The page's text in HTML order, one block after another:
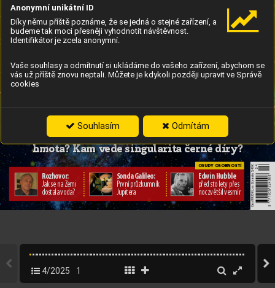
Anonymní unikátní ID
Díky němu příště poznáme, že se jedná o stejné zařízení, a
budeme tak moci přesněji vyhodnotit návštěvnost.
Identifikátor je zcela anonymní.
Vaše souhlasy a odmítnutí si ukládáme do vašeho zařízení, abychom se
vás už příště znovu neptali. Můžete je kdykoli později upravit ve Správě
cookies
Souhlasím Odmítám
opředcházelo Velkému třesku? Existuje temná
hmota? Kam vede singularita černé díry?
sonda Europa Clipper
10největších
10největších
záhad kosmu
záhad kosmu
ety
Blue Origin vypustila třetí
nejsilnější rak etu světa
Edwin Hubble
před sto lety přes
noc zvětšil vesmír
Sonda Galileo:
První průzkumník
Jupitera
Rozhovor:
Jak se na Zemi
dostala voda?
OSUDY OSOBNOSTÍ
Cena 99,90Kč,
na Slovensku 5,49 €
4/2025 1